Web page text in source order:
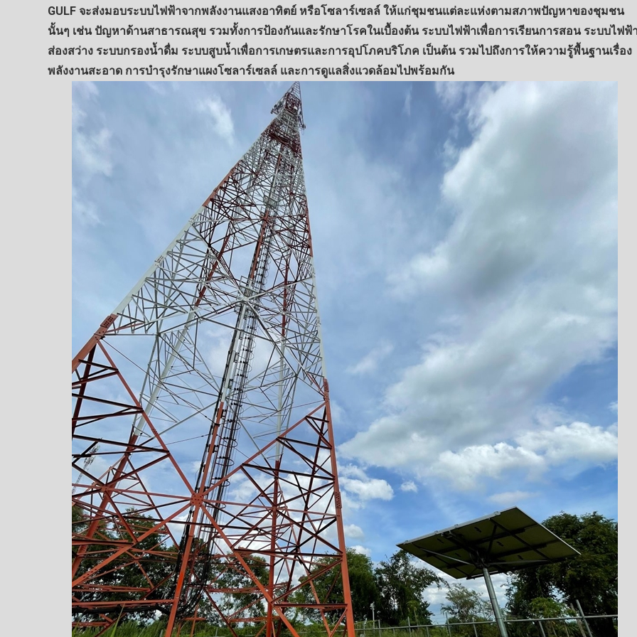
GULF จะส่งมอบระบบไฟฟ้าจากพลังงานแสงอาทิตย์ หรือโซลาร์เซลล์ ให้แก่ชุมชนแต่ละแห่งตามสภาพปัญหาของชุมชน
นั้นๆ เช่น ปัญหาด้านสาธารณสุข รวมทั้งการป้องกันและรักษาโรคในเบื้องต้น ระบบไฟฟ้าเพื่อการเรียนการสอน ระบบไฟฟ้
ส่องสว่าง ระบบกรองน้ำดื่ม ระบบสูบน้ำเพื่อการเกษตรและการอุปโภคบริโภค เป็นต้น รวมไปถึงการให้ความรู้พื้นฐานเรื่อง
พลังงานสะอาด การบำรุงรักษาแผงโซลาร์เซลล์ และการดูแลสิ่งแวดล้อมไปพร้อมกัน